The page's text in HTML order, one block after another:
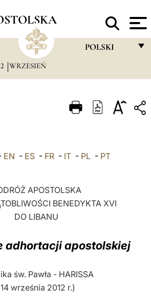
POLSKI
ITALIANO
العربيّة
LATINE
WRZESIEŃ
EN - ES - FR - IT - PL - PT
APOSTOLSKA
BENEDYKTA XVI
DO LIBANU
adhortacji apostolskiej
św. Pawła - HARISSA
września 2012 r.)